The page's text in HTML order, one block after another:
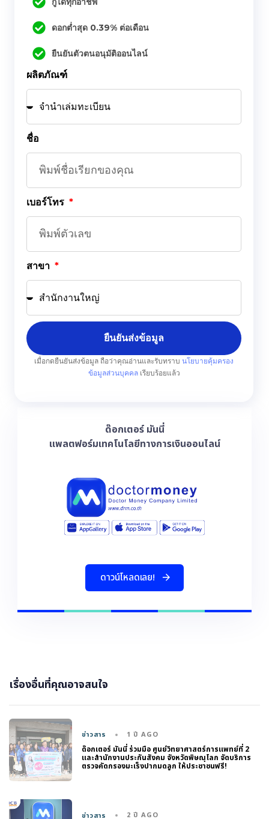
ดอกต่ำสุด 0.39% ต่อเดือน
ยืนยันตัวตนอนุมัติออนไลน์
ผลิตภัณฑ์
ชื่อ
เบอร์โทร
สาขา
ยืนยันส่งข้อมูล
เมื่อกดยืนยันส่งข้อมูล ถือว่าคุณอ่านและรับทราบ นโยบายคุ้มครอง
ข้อมูลส่วนบุคคล เรียบร้อยแล้ว
ด๊อกเตอร์ มันนี่
แพลตฟอร์มเทคโนโลยีทางการเงินออนไลน์
ดาวนโหลดเลย!
เรื่องอื่นที่คุณอาจสนใจ
ข่าวสาร 1 ปี AGO
ด๊อกเตอร์ มันนี่ ร่วมมือ ศูนย์วิทยาศาสตร์การแพทย์ที่ 2
และสำนักงานประกันสังคม จังหวัดพิษณุโลก จัดบริการ
ตรวจคัดกรองมะเร็งปากมดลูก ให้ประชาชนฟรี!
ข่าวสาร 2 ปี AGO